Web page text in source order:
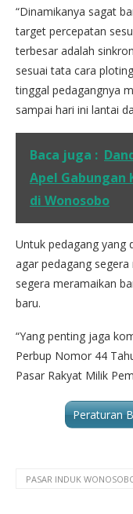
“Dinamikanya sagat
target percepatan
terbesar adalah
sesuai tata cara
tinggal pedagangnya
sampai hari ini lantai
Baca juga :
Apel Gabungan
di Wonosobo
Untuk pedagang yang
agar pedagang
segera meramaikan
baru.
“Yang penting jaga
Perbup Nomor 44
Pasar Rakyat Milik
Peraturan
PASAR INDUK